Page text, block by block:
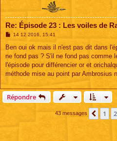
Re: Épisode 23 : Les voiles de
M
s
a
g
e
14 12 2016, 15:41
Ben oui ok mais il n'est pas dit dans
ne fond pas ? S'il ne fond pas comme
l'épisode pour différencier or et
méthode mise au point par Ambrosius
Répondre
43 messages 1 2